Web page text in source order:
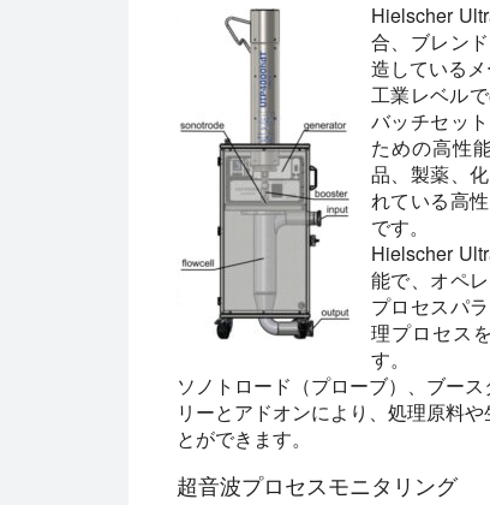
Hielscher
合、ブレン
造しているメ
工業レベル
バッチセッ
ための高性
品、製薬、
れている高
です。
Hielscher
能で、オペ
プロセスパ
理プロセス
す。
ソノトロード（プローブ）、ブー
リーとアドオンにより、処理原料
とができます。
超音波プロセスモニタリング